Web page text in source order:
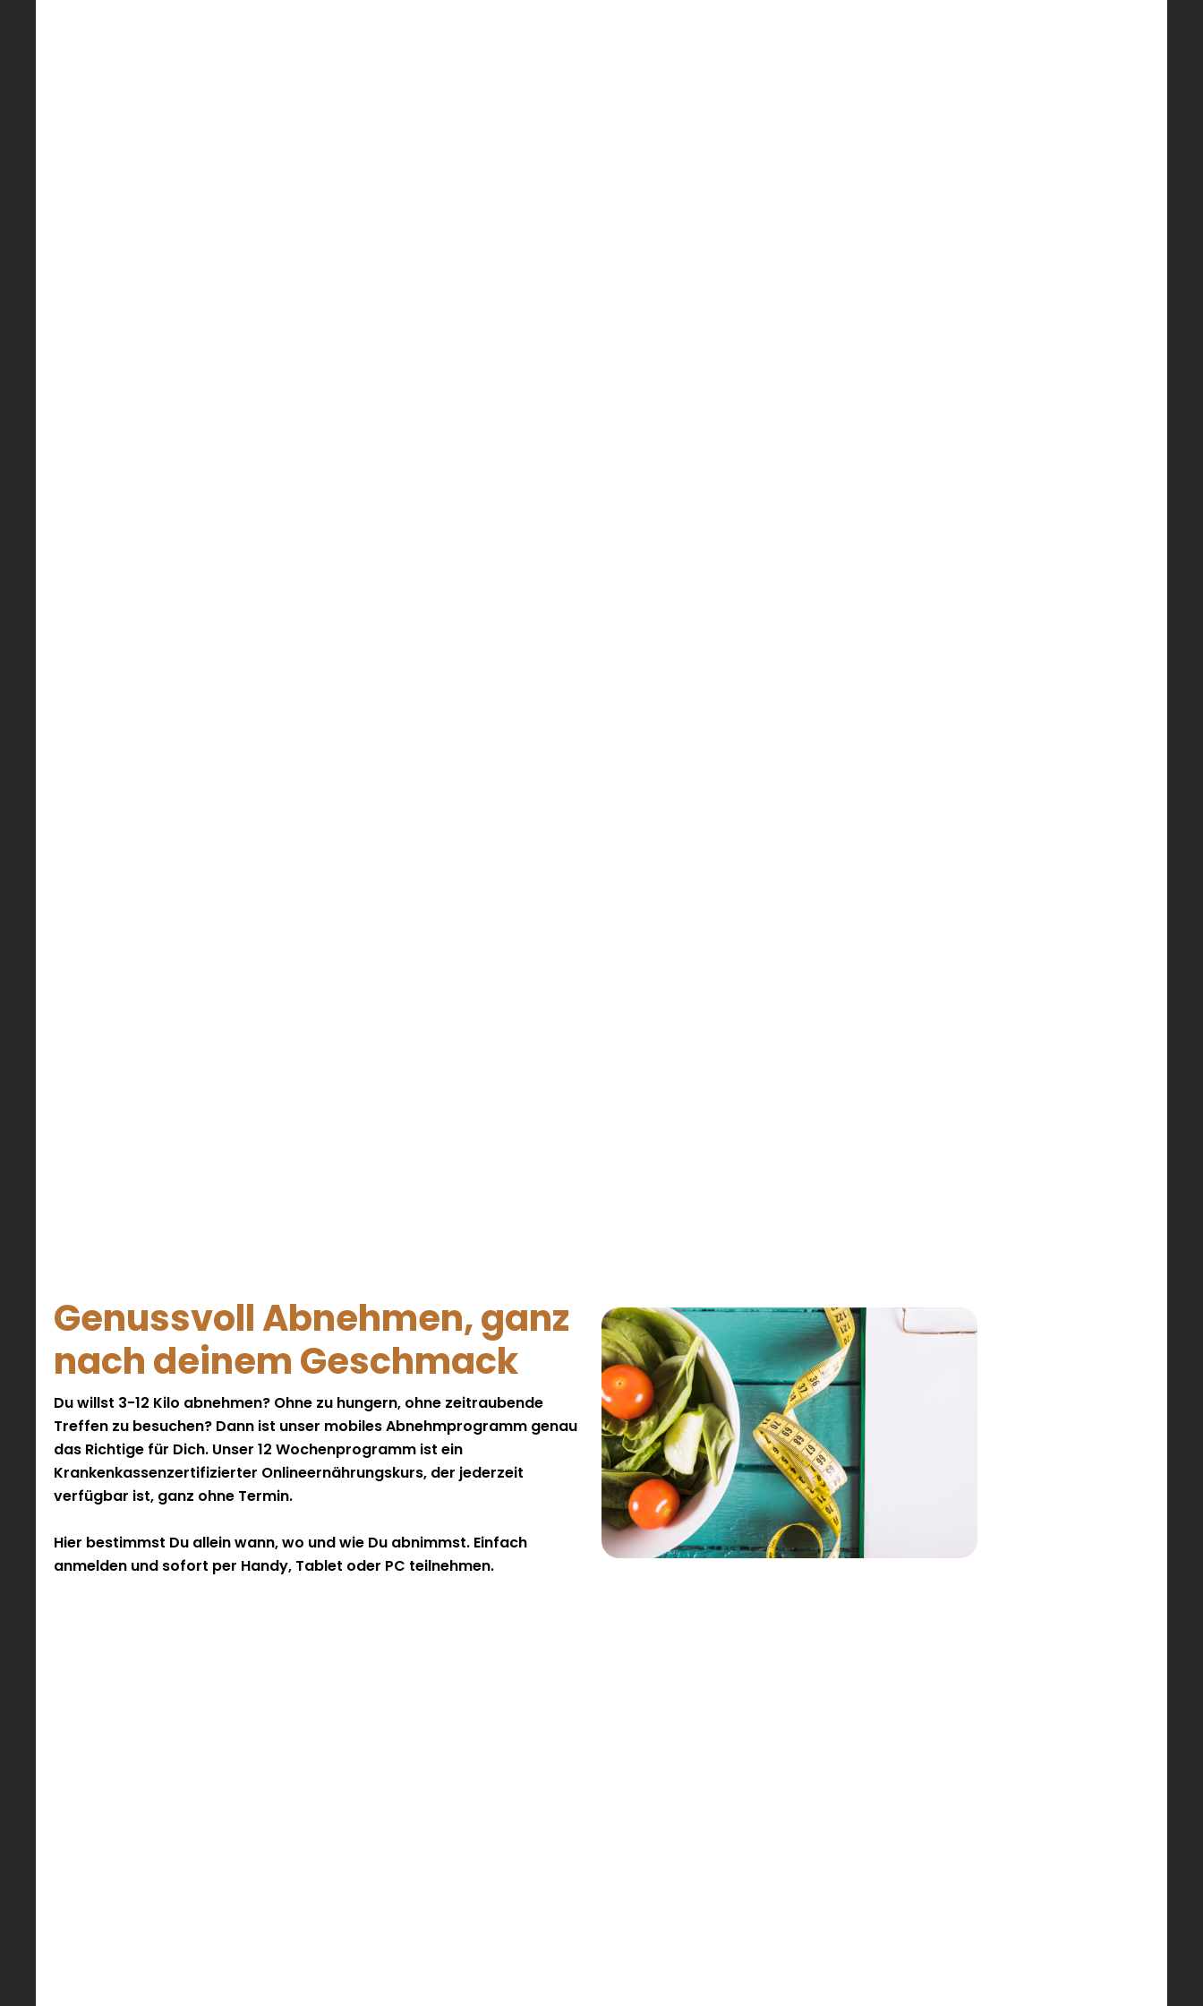
Genussvoll Abnehmen, ganz
nach deinem Geschmack
Du willst 3-12 Kilo abnehmen? Ohne zu hungern, ohne zeitraubende
Treffen zu besuchen? Dann ist unser mobiles Abnehmprogramm genau
das Richtige für Dich. Unser 12 Wochenprogramm ist ein
Krankenkassenzertifizierter Onlineernährungskurs, der jederzeit
verfügbar ist, ganz ohne Termin.
Hier bestimmst Du allein wann, wo und wie Du abnimmst. Einfach
anmelden und sofort per Handy, Tablet oder PC teilnehmen.